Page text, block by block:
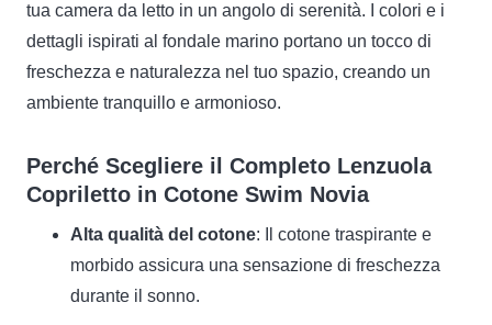
tua camera da letto in un angolo di serenità. I colori e i
dettagli ispirati al fondale marino portano un tocco di
freschezza e naturalezza nel tuo spazio, creando un
ambiente tranquillo e armonioso.
Perché Scegliere il Completo Lenzuola
Copriletto in Cotone Swim Novia
Alta qualità del cotone: Il cotone traspirante e
morbido assicura una sensazione di freschezza
durante il sonno.